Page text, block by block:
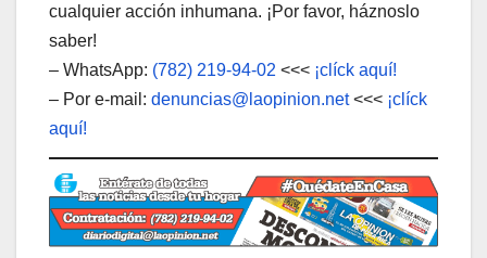
cualquier acción inhumana. ¡Por favor, háznoslo
saber!
– WhatsApp: (782) 219-94-02 <<< ¡clíck aquí!
– Por e-mail: denuncias@laopinion.net<<< ¡clíck
aquí!